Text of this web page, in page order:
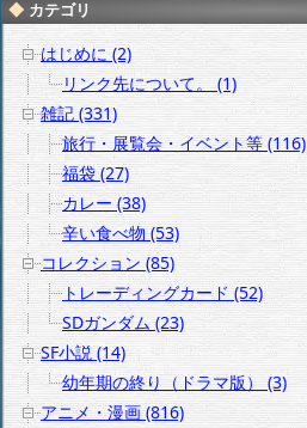
カテゴリ
はじめに (2)
リンク先について。 (1)
雑記 (331)
旅行・展覧会・イベント等 (116)
福袋 (27)
カレー (38)
辛い食べ物 (53)
コレクション (85)
トレーディングカード (52)
SDガンダム (23)
SF小説 (14)
幼年期の終り（ドラマ版） (3)
アニメ・漫画 (816)